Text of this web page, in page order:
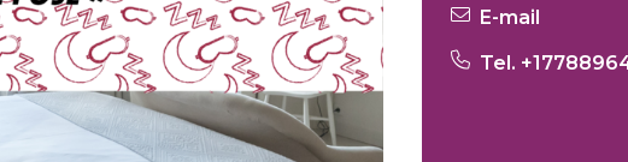
E-mail
Tel.